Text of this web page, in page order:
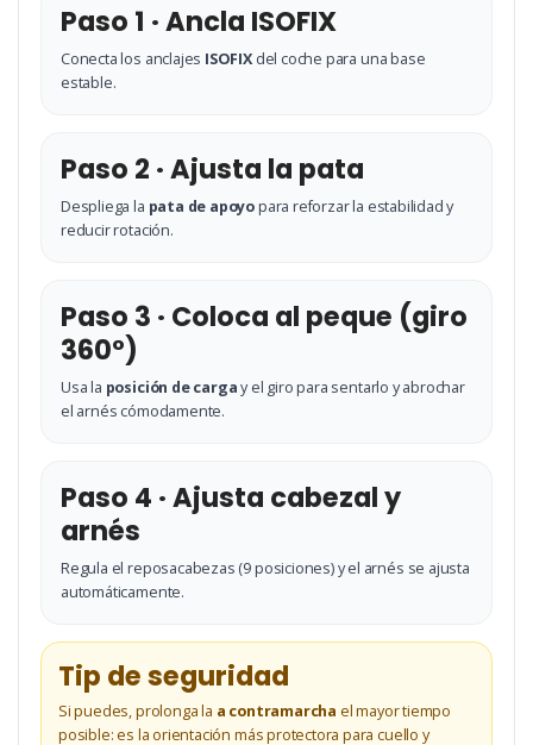
Paso 1 · Ancla ISOFIX
Conecta los anclajes ISOFIXdel coche para una base
estable.
Paso 2 · Ajusta la pata
Despliega la pata de apoyopara reforzar la estabilidad y
reducir rotación.
Paso 3 · Coloca al peque (giro
360°)
Usa la posición de cargay el giro para sentarlo y abrochar
el arnés cómodamente.
Paso 4 · Ajusta cabezal y
arnés
Regula el reposacabezas (9 posiciones) y el arnés se ajusta
automáticamente.
Tip de seguridad
Si puedes, prolonga la a contramarcha el mayor tiempo
posible: es la orientación más protectora para cuello y